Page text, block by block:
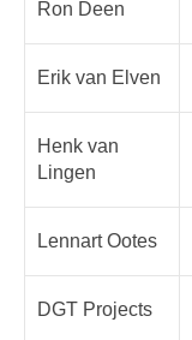
Ron Deen
Erik van Elven
Henk van
Lingen
Lennart Ootes
DGT Projects